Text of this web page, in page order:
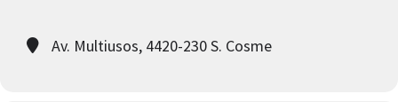
Av. Multiusos, 4420-230 S. Cosme